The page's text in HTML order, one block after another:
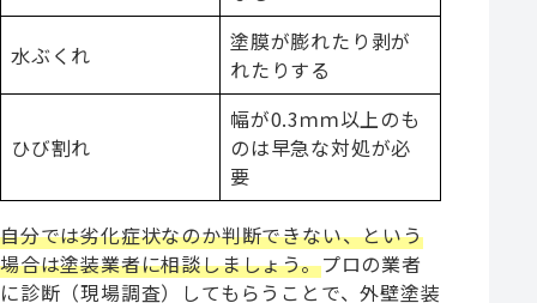
水ぶくれ
塗膜が膨れたり剥が
れたりする
ひび割れ
幅が0.3ｍｍ以上のも
のは早急な対処が必
要
自分では劣化症状なのか判断できない、という
場合は塗装業者に相談しましょう。プロの業者
に診断（現場調査）してもらうことで、外壁塗装